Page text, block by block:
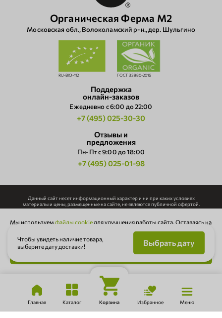
Чтобы увидеть наличие товара,
выберите дату доставки!
Выбрать дату
Органическая Ферма М2
Московская обл., Волоколамский р‑н., дер. Шульгино
RU-BIO-112 ГОСТ 33980-2016
Поддержка
онлайн-заказов
Ежедневно c 6:00 до 22:00
+7 (495) 025-30-30
Отзывы и
предложения
Пн-Пт с 9:00 до 18:00
+7 (495) 025-01-98
Данный сайт несет информационный характер и ни при каких условиях
материалы и цены, размещенные на сайте, не являются публичной офертой.
письменного согласия правообладателя.
Политика конфиденциальности
Cогласие на обработку персональных данных
Публичная оферта
Карта сайта.
©2026 Интернет-магазин Ферма М2.
Главная Каталог Корзина Избранное Меню
Мы используем файлы cookie для улучшения работы сайта. Оставаясь на